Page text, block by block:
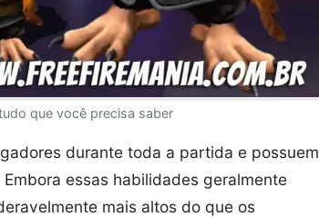
que você precisa saber
durante toda a partida e possuem
essas habilidades geralmente
mais altos do que os